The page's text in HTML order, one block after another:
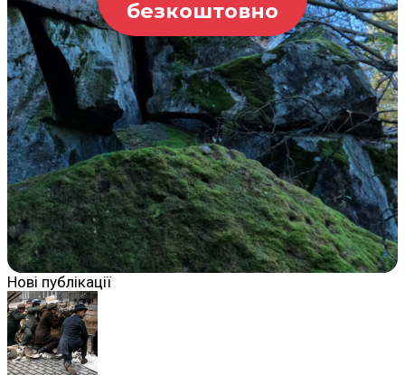
безкоштовно
Нові публікації